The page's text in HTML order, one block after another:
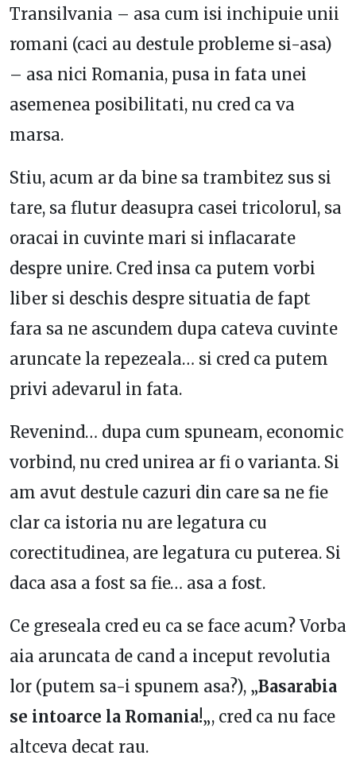
Transilvania – asa cum isi inchipuie unii
romani (caci au destule probleme si-asa)
– asa nici Romania, pusa in fata unei
asemenea posibilitati, nu cred ca va
marsa.
Stiu, acum ar da bine sa trambitez sus si
tare, sa flutur deasupra casei tricolorul, sa
oracai in cuvinte mari si inflacarate
despre unire. Cred insa ca putem vorbi
liber si deschis despre situatia de fapt
fara sa ne ascundem dupa cateva cuvinte
aruncate la repezeala… si cred ca putem
privi adevarul in fata.
Revenind… dupa cum spuneam, economic
vorbind, nu cred unirea ar fi o varianta. Si
am avut destule cazuri din care sa ne fie
clar ca istoria nu are legatura cu
corectitudinea, are legatura cu puterea. Si
daca asa a fost sa fie… asa a fost.
Ce greseala cred eu ca se face acum? Vorba
aia aruncata de cand a inceput revolutia
lor (putem sa-i spunem asa?), „Basarabia
se intoarce la Romania!„, cred ca nu face
altceva decat rau.